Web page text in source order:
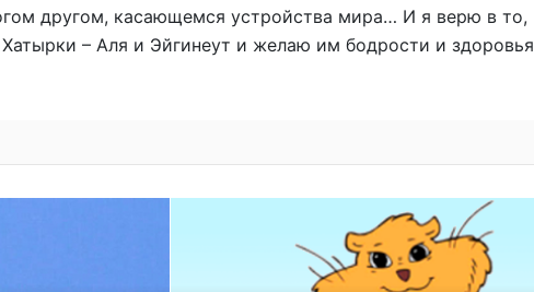
другом, касающемся устройства мира… И я верю в то,
– Аля и Эйгинеут и желаю им бодрости и здоровья